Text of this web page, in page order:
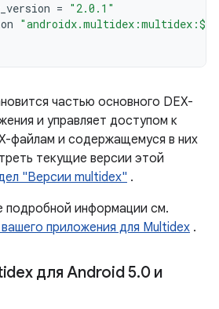
= "2.0.1"
частью основного DEX-
и управляет доступом к
файлам и содержащемуся в них
текущие версии этой
"Версии multidex" .
подробной информации см.
приложения для Multidex .
для Android 5.0 и